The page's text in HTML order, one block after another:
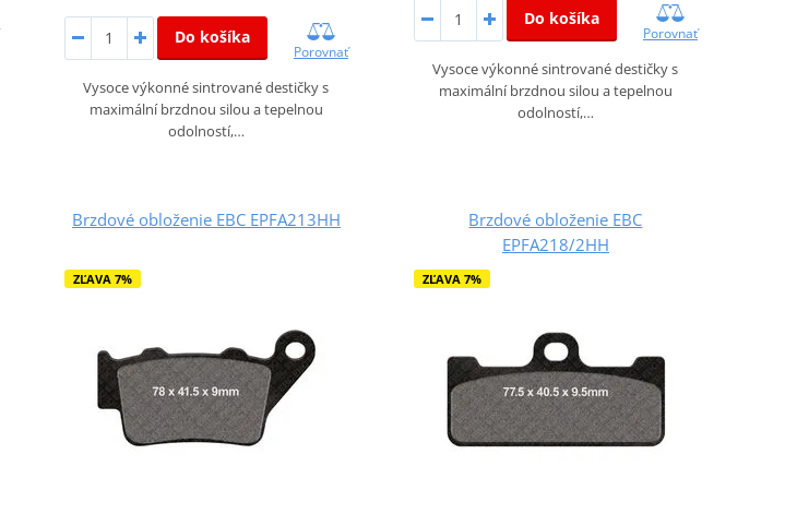
Do košíka
Porovnať
Vysoce výkonné sintrované destičky s
maximální brzdnou silou a tepelnou
odolností,…
Do košíka
Porovnať
Vysoce výkonné sintrované destičky s
maximální brzdnou silou a tepelnou
odolností,…
Brzdové obloženie EBC EPFA213HH
ZĽAVA 7%
Brzdové obloženie EBC
EPFA218/2HH
ZĽAVA 7%